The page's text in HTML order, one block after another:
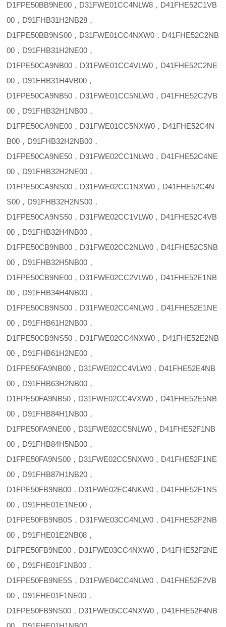
D1FPE50BB9NE00，D31FWE01CC4NLW8，D41FHE52C1VB
00，D91FHB31H2NB28，
D1FPE50BB9NS00，D31FWE01CC4NXW0，D41FHE52C2NB
00，D91FHB31H2NE00，
D1FPE50CA9NB00，D31FWE01CC4VLW0，D41FHE52C2NE
00，D91FHB31H4VB00，
D1FPE50CA9NB50，D31FWE01CC5NLW0，D41FHE52C2VB
00，D91FHB32H1NB00，
D1FPE50CA9NE00，D31FWE01CC5NXW0，D41FHE52C4N
B00，D91FHB32H2NB00，
D1FPE50CA9NE50，D31FWE02CC1NLW0，D41FHE52C4NE
00，D91FHB32H2NE00，
D1FPE50CA9NS00，D31FWE02CC1NXW0，D41FHE52C4N
S00，D91FHB32H2NS00，
D1FPE50CA9NS50，D31FWE02CC1VLW0，D41FHE52C4VB
00，D91FHB32H4NB00，
D1FPE50CB9NB00，D31FWE02CC2NLW0，D41FHE52C5NB
00，D91FHB32H5NB00，
D1FPE50CB9NE00，D31FWE02CC2VLW0，D41FHE52E1NB
00，D91FHB34H4NB00，
D1FPE50CB9NS00，D31FWE02CC4NLW0，D41FHE52E1NE
00，D91FHB61H2NB00，
D1FPE50CB9NS50，D31FWE02CC4NXW0，D41FHE52E2NB
00，D91FHB61H2NE00，
D1FPE50FA9NB00，D31FWE02CC4VLW0，D41FHE52E4NB
00，D91FHB63H2NB00，
D1FPE50FA9NB50，D31FWE02CC4VXW0，D41FHE52E5NB
00，D91FHB84H1NB00，
D1FPE50FA9NE00，D31FWE02CC5NLW0，D41FHE52F1NB
00，D91FHB84H5NB00，
D1FPE50FA9NS00，D31FWE02CC5NXW0，D41FHE52F1NE
00，D91FHB87H1NB20，
D1FPE50FB9NB00，D31FWE02EC4NKW0，D41FHE52F1NS
00，D91FHE01E1NE00，
D1FPE50FB9NB0S，D31FWE03CC4NLW0，D41FHE52F2NB
00，D91FHE01E2NB08，
D1FPE50FB9NE00，D31FWE03CC4NXW0，D41FHE52F2NE
00，D91FHE01F1NB00，
D1FPE50FB9NE5S，D31FWE04CC4NLW0，D41FHE52F2VB
00，D91FHE01F1NE00，
D1FPE50FB9NS00，D31FWE05CC4NXW0，D41FHE52F4NB